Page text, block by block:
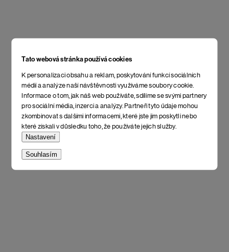
Tato webová stránka používá cookies
K personalizaci obsahu a reklam, poskytování funkcí sociálních
médií a analýze naší návštěvnosti využíváme soubory cookie.
Informace o tom, jak náš web používáte, sdílíme se svými partnery
pro sociální média, inzerci a analýzy. Partneři tyto údaje mohou
zkombinovat s dalšími informacemi, které jste jim poskytli nebo
které získali v důsledku toho, že používáte jejich služby.
Nastavení
Souhlasím